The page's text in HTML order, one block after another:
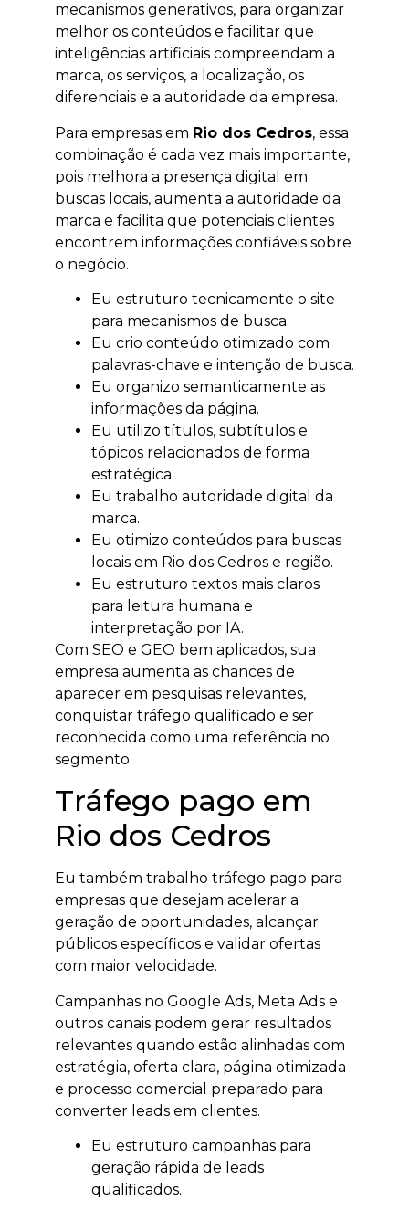
mecanismos generativos, para organizar
melhor os conteúdos e facilitar que
inteligências artificiais compreendam a
marca, os serviços, a localização, os
diferenciais e a autoridade da empresa.
Para empresas em Rio dos Cedros, essa
combinação é cada vez mais importante,
pois melhora a presença digital em
buscas locais, aumenta a autoridade da
marca e facilita que potenciais clientes
encontrem informações confiáveis sobre
o negócio.
Eu estruturo tecnicamente o site
para mecanismos de busca.
Eu crio conteúdo otimizado com
palavras-chave e intenção de busca.
Eu organizo semanticamente as
informações da página.
Eu utilizo títulos, subtítulos e
tópicos relacionados de forma
estratégica.
Eu trabalho autoridade digital da
marca.
Eu otimizo conteúdos para buscas
locais em Rio dos Cedros e região.
Eu estruturo textos mais claros
para leitura humana e
interpretação por IA.
Com SEO e GEO bem aplicados, sua
empresa aumenta as chances de
aparecer em pesquisas relevantes,
conquistar tráfego qualificado e ser
reconhecida como uma referência no
segmento.
Tráfego pago em
Rio dos Cedros
Eu também trabalho tráfego pago para
empresas que desejam acelerar a
geração de oportunidades, alcançar
públicos específicos e validar ofertas
com maior velocidade.
Campanhas no Google Ads, Meta Ads e
outros canais podem gerar resultados
relevantes quando estão alinhadas com
estratégia, oferta clara, página otimizada
e processo comercial preparado para
converter leads em clientes.
Eu estruturo campanhas para
geração rápida de leads
qualificados.